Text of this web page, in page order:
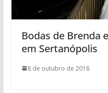
Bodas de Brenda
em Sertanópolis
8 de outubro de 2018